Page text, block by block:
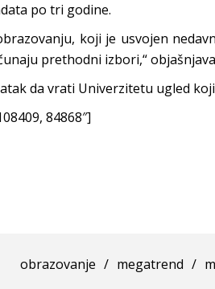
po tri godine.
koji je usvojen
prethodni izbori,“
da vrati Univerzitetu ugled
84868″]
obrazovanje / megatrend /